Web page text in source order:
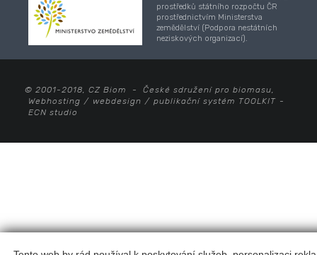
prostředků státního rozpočtu ČR
prostřednictvím Ministerstva
zemědělství (Podpora nestátních
neziskových organizací).
© 2001-2018, CZ Biom - České sdružení pro biomasu,
Webhosting / webdesign / publikační systém TOOLKIT -
ECN studio